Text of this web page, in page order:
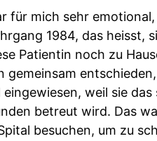
für mich sehr
1984, das heisst,
Patientin noch zu
gemeinsam
weil sie
betreut wird. Das
besuchen, um zu